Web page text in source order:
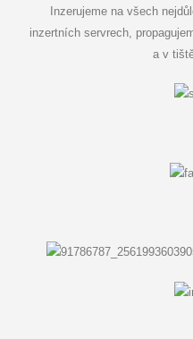
Inzerujeme na všech
inzertních servrech,
a v